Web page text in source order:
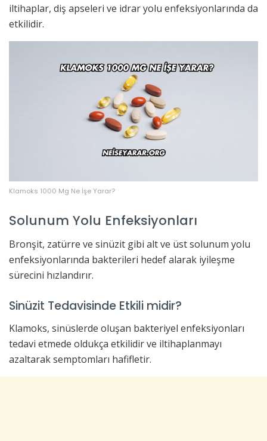
iltihaplar, diş apseleri ve idrar yolu enfeksiyonlarında da
etkilidir.
Klamoks 1000 Mg Ne İşe Yarar?
Solunum Yolu Enfeksiyonları
Bronşit, zatürre ve sinüzit gibi alt ve üst solunum yolu
enfeksiyonlarında bakterileri hedef alarak iyileşme
sürecini hızlandırır.
Sinüzit Tedavisinde Etkili midir?
Klamoks, sinüslerde oluşan bakteriyel enfeksiyonları
tedavi etmede oldukça etkilidir ve iltihaplanmayı
azaltarak semptomları hafifletir.